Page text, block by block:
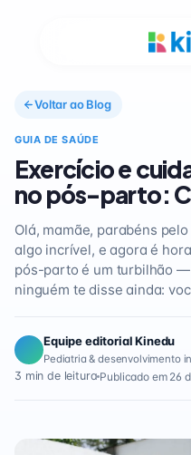
Voltar ao Blog
GUIA DE SAÚDE
Exercício e
no pós-parto:
Olá, mamãe, parabéns
algo incrível, e agora é
pós-parto é um turbilhão
ninguém te disse ainda:
Equipe editorial Kinedu
Pediatria & desenvolvimento
3 min de leitura Publicado em 26